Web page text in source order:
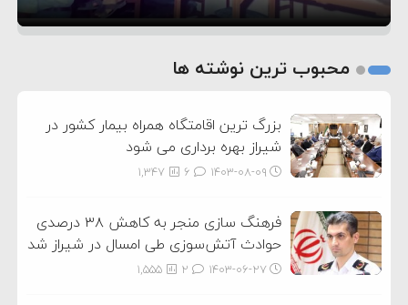
2
محبوب ترین نوشته ها
بزرگ ترین اقامتگاه همراه بیمار کشور در
شیراز بهره برداری می شود
۱۴۰۳-۰۸-۰۹ 1,347
فرهنگ سازی منجر به کاهش ۳۸ درصدی
حوادث آتش‌سوزی طی امسال در شیراز شد
۱۴۰۳-۰۶-۲۷ 1,555